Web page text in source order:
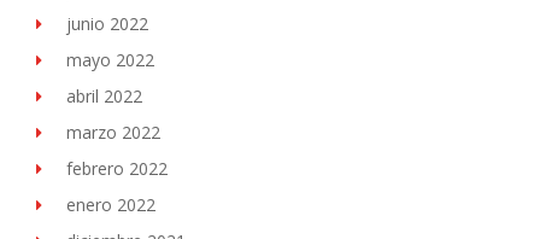
junio 2022
mayo 2022
abril 2022
marzo 2022
febrero 2022
enero 2022